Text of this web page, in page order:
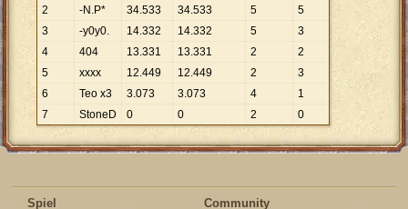
2
-N.P* 34.533 34.533 5
5
3
-y0y0. 14.332 14.332 5
3
4
404 13.331 13.331 2
2
5
xxxx 12.449 12.449 2
3
6
Teo x3 3.073 3.073 4
1
7
StoneD 0 0 2 0
Spiel Community